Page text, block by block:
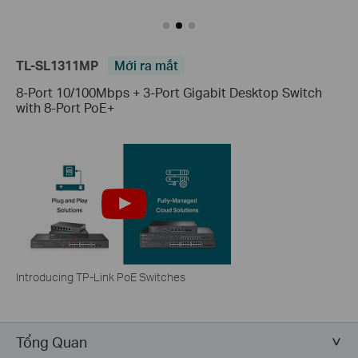
TL-SL1311MP
Mới ra mắt
8-Port 10/100Mbps + 3-Port Gigabit Desktop Switch
with 8-Port PoE+
Introducing TP-Link PoE Switches
Tổng Quan